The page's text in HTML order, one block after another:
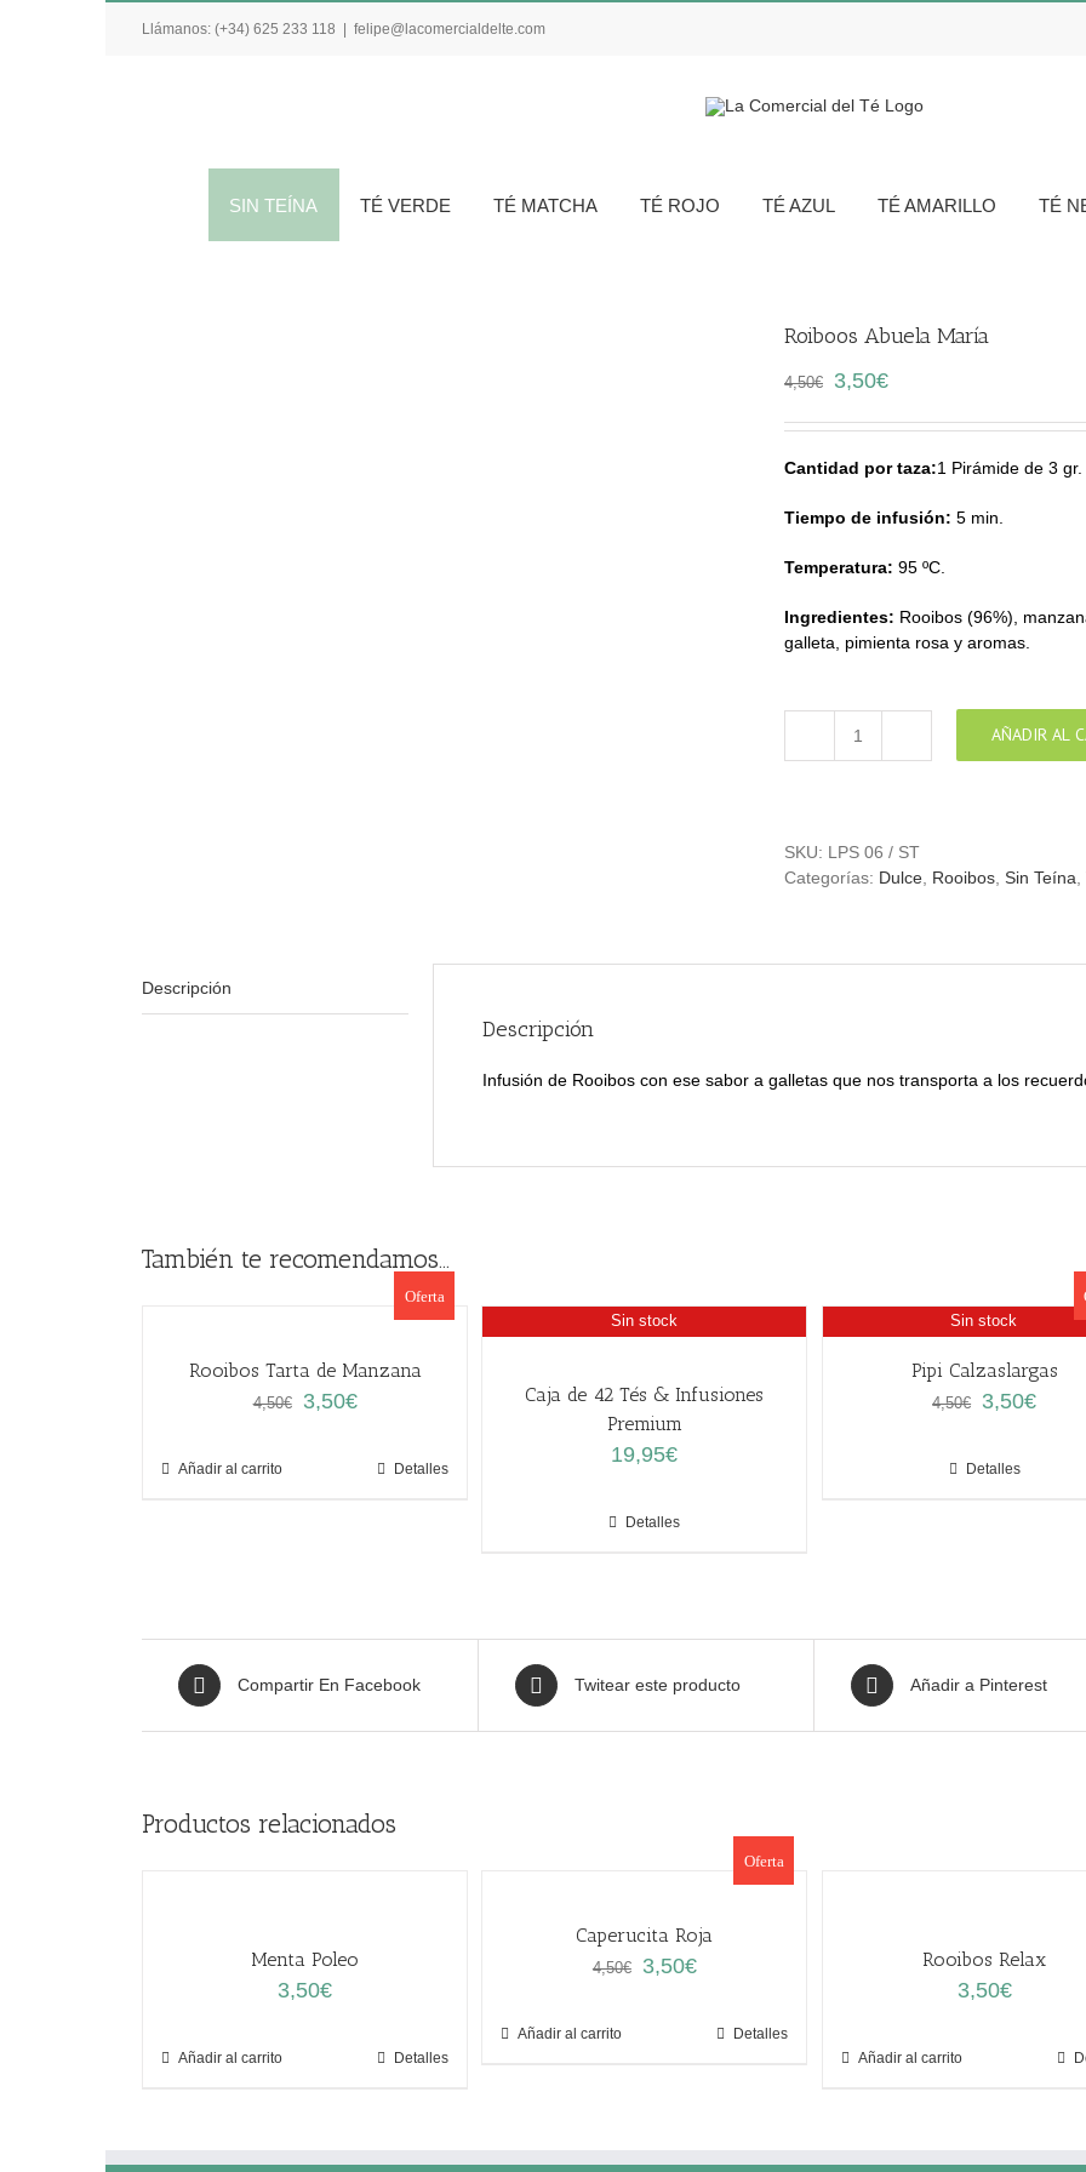
Llámanos: (+34) 625 233 118 felipe@lacomercialdelte.com
SIN TEÍNA TÉ VERDE TÉ MATCHA TÉ ROJO TÉ AZUL TÉ AMARILLO TÉ
Roiboos Abuela María
4,50€
El
original
4,50€.
3,50€El
actual
3,50€.
Cantidad por taza:1 Pirámide de 3 gr.
Tiempo de infusión: 5 min.
Temperatura: 95 ºC.
Ingredientes: Rooibos (96%),
galleta, pimienta rosa y aromas.
Roiboos
AÑADIR AL
SKU: LPS 06 / ST
Categorías: Dulce Rooibos Sin Teína
Descripción
Descripción
Infusión de Rooibos con ese sabor a galletas que nos transporta a los
También te recomendamos…
Oferta
Rooibos Tarta de Manzana
4,50€
El
3,50€El
es:
Añadir al carrito Detalles
Sin stock
Caja de 42 Tés & Infusiones
Premium
19,95€
Detalles
Sin stock
Pipi Calzaslargas
4,50€
El
era:
3,50€El
Detalles
Compartir En Facebook Twitear este producto Añadir a Pinterest
Productos relacionados
Menta Poleo
3,50€
Añadir al carrito Detalles
Oferta
Caperucita Roja
4,50€
El
3,50€El
es:
Añadir al carrito Detalles
Rooibos Relax
3,50€
Añadir al carrito